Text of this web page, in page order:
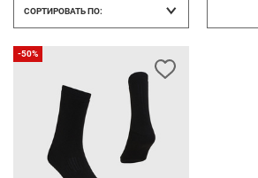
СОРТИРОВАТЬ ПО:
-50%